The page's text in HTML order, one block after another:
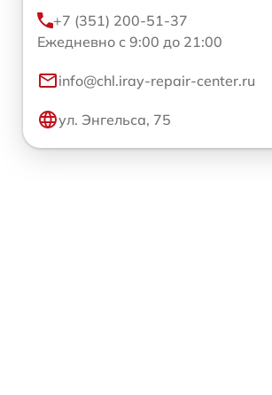
+7 (351) 200-51-37
Ежедневно с 9:00 до 21:00
info@chl.iray-repair-center.ru
ул. Энгельса, 75